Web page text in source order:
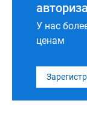
У нас
ценам